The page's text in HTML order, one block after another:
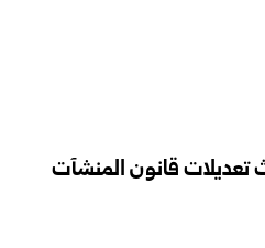
تعديلات قانون المنشآت